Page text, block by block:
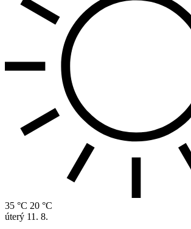
35 °C 20 °C
úterý 11. 8.